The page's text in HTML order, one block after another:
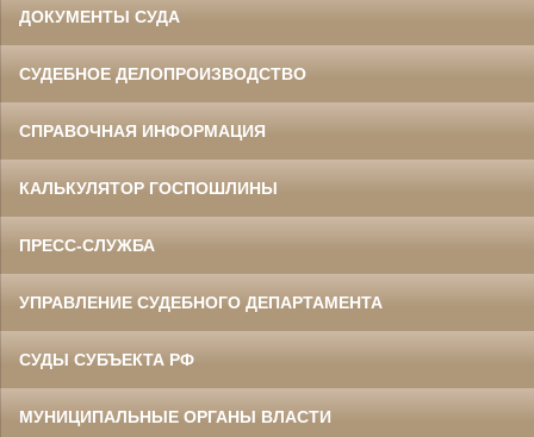
ДОКУМЕНТЫ СУДА
СУДЕБНОЕ ДЕЛОПРОИЗВОДСТВО
СПРАВОЧНАЯ ИНФОРМАЦИЯ
КАЛЬКУЛЯТОР ГОСПОШЛИНЫ
ПРЕСС-СЛУЖБА
УПРАВЛЕНИЕ СУДЕБНОГО ДЕПАРТАМЕНТА
СУДЫ СУБЪЕКТА РФ
МУНИЦИПАЛЬНЫЕ ОРГАНЫ ВЛАСТИ